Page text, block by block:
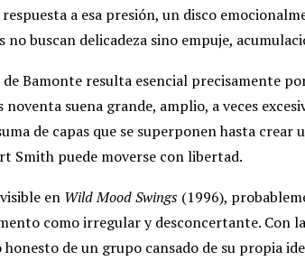
a esa presión, un disco
no buscan delicadeza sino empuje,
Bamonte resulta esencial precisamente
noventa suena grande, amplio, a veces
de capas que se superponen hasta crear
Smith puede moverse con libertad.
en Wild Mood Swings (1996),
como irregular y desconcertante. Con
honesto de un grupo cansado de su propia